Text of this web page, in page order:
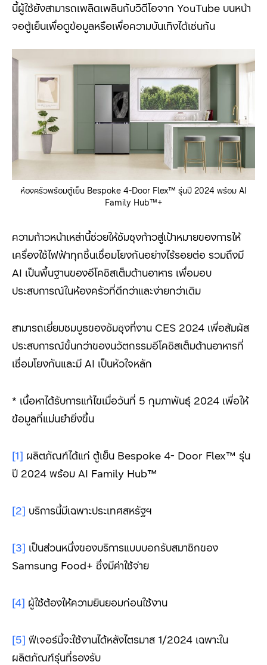
นี้ผู้ใช้ยังสามารถเพลิดเพลินกับวิดีโอจาก YouTube บนหน้า
จอตู้เย็นเพื่อดูข้อมูลหรือเพื่อความบันเทิงได้เช่นกัน
ห้องครัวพร้อมตู้เย็น Bespoke 4-Door Flex™ รุ่นปี 2024 พร้อม AI
Family Hub™+
ความก้าวหน้าเหล่านี้ช่วยให้ซัมซุงก้าวสู่เป้าหมายของการให้
เครื่องใช้ไฟฟ้าทุกชิ้นเชื่อมโยงกันอย่างไร้รอยต่อ รวมถึงมี
AI เป็นพื้นฐานของอีโคซิสเต็มด้านอาหาร เพื่อมอบ
ประสบการณ์ในห้องครัวที่ดีกว่าและง่ายกว่าเดิม
สามารถเยี่ยมชมบูธของซัมซุงที่งาน CES 2024 เพื่อสัมผัส
ประสบการณ์ขั้นกว่าของนวัตกรรมอีโคซิสเต็มด้านอาหารที่
เชื่อมโยงกันและมี AI เป็นหัวใจหลัก
* เนื้อหาได้รับการแก้ไขเมื่อวันที่ 5 กุมภาพันธุ์ 2024 เพื่อให้
ข้อมูลที่แม่นยำยิ่งขึ้น
[1] ผลิตภัณฑ์ได้แก่ ตู้เย็น Bespoke 4- Door Flex™ รุ่น
ปี 2024 พร้อม AI Family Hub™
[2] บริการนี้มีเฉพาะประเทศสหรัฐฯ
[3] เป็นส่วนหนึ่งของบริการแบบบอกรับสมาชิกของ
Samsung Food+ ซึ่งมีค่าใช้จ่าย
[4] ผู้ใช้ต้องให้ความยินยอมก่อนใช้งาน
[5] ฟีเจอร์นี้จะใช้งานได้หลังไตรมาส 1/2024 เฉพาะใน
ผลิตภัณฑ์รุ่นที่รองรับ